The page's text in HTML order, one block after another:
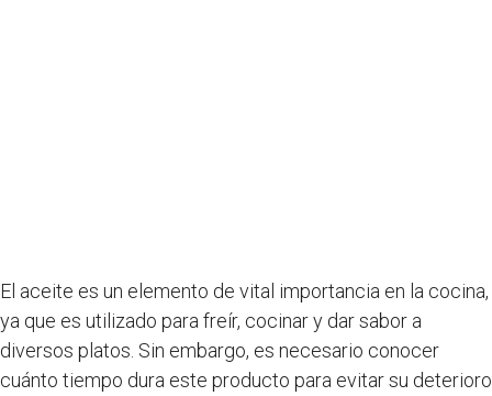
El aceite es un elemento de vital importancia en la cocina,
ya que es utilizado para freír, cocinar y dar sabor a
diversos platos. Sin embargo, es necesario conocer
cuánto tiempo dura este producto para evitar su deterioro